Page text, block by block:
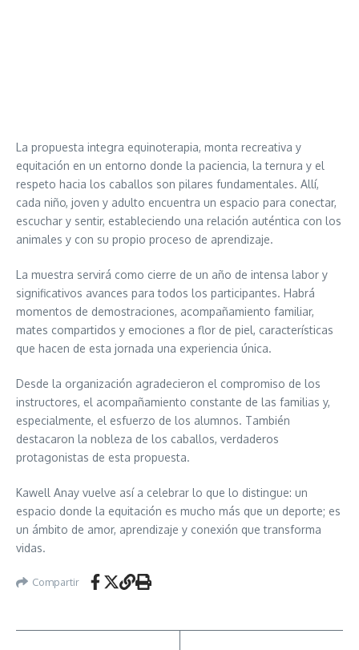
La propuesta integra equinoterapia, monta recreativa y
equitación en un entorno donde la paciencia, la ternura y el
respeto hacia los caballos son pilares fundamentales. Allí,
cada niño, joven y adulto encuentra un espacio para conectar,
escuchar y sentir, estableciendo una relación auténtica con los
animales y con su propio proceso de aprendizaje.
La muestra servirá como cierre de un año de intensa labor y
significativos avances para todos los participantes. Habrá
momentos de demostraciones, acompañamiento familiar,
mates compartidos y emociones a flor de piel, características
que hacen de esta jornada una experiencia única.
Desde la organización agradecieron el compromiso de los
instructores, el acompañamiento constante de las familias y,
especialmente, el esfuerzo de los alumnos. También
destacaron la nobleza de los caballos, verdaderos
protagonistas de esta propuesta.
Kawell Anay vuelve así a celebrar lo que lo distingue: un
espacio donde la equitación es mucho más que un deporte; es
un ámbito de amor, aprendizaje y conexión que transforma
vidas.
Compartir